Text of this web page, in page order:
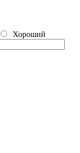
Хороший